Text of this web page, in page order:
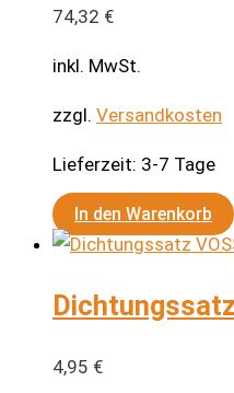
74,32 €
inkl. MwSt.
zzgl. Versandkosten
Lieferzeit: 3-7 Tage
In den Warenkorb
4,95 €